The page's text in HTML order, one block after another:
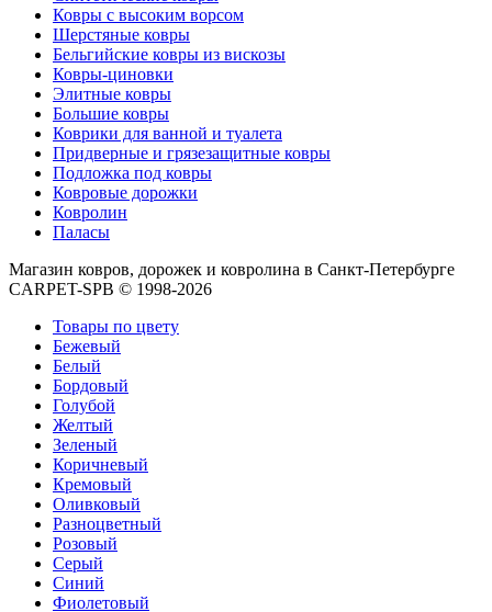
Круглые
ковры
Квадратные
ковры
Полуовальные
ковры
Восьмигранники
Дорожки
Синтетические
ковровые
дорожки
Дорожки
на
резиновой
основе
шерстяные
дорожки
Паласные
дорожки
Кремлевские
дорожки
Ковролин
Ковролин
в
наличии
Паласы
Как
выбрать
ковер
Доставка
Ковры с высоким ворсом
Шерстяные ковры
Бельгийские ковры из вискозы
Ковры-циновки
Элитные ковры
Большие ковры
Коврики для ванной и туалета
Придверные и грязезащитные ковры
Подложка под ковры
Ковровые дорожки
Ковролин
Паласы
Магазин ковров, дорожек и ковролина в Санкт-Петербурге
CARPET-SPB © 1998-2026
Товары по цвету
Бежевый
Белый
Бордовый
Голубой
Желтый
Зеленый
Коричневый
Кремовый
Оливковый
Разноцветный
Розовый
Серый
Синий
Фиолетовый